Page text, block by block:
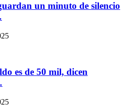
un minuto de silencio
es de 50 mil, dicen